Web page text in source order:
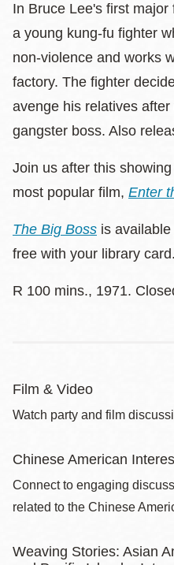
In Bruce Lee's first
a young kung-fu fighter
non-violence and works
factory. The fighter
avenge his relatives
gangster boss. Also
Join us after this
most popular film, Enter
The Big Boss is available
free with your library card.
R 100 mins., 1971.
Film & Video
Watch party and film
Chinese American
Connect to engaging
related to the Chinese
Weaving Stories: Asian